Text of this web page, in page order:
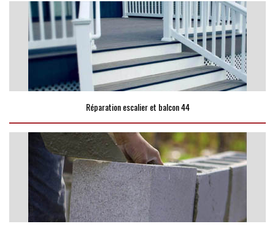
Réparation escalier et balcon 44